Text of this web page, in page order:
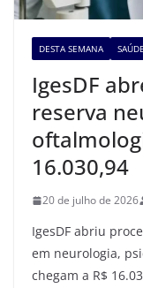
DESTA SEMANA SAÚDE
IgesDF
reserva
16.030,94
20 de julho de 2026
IgesDF abriu
em neurologia,
chegam a R$